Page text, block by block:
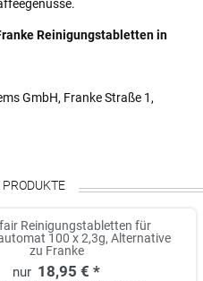
Reinigungstabletten in
GmbH, Franke Straße 1,
Reinigungstabletten für
100 x 2,3g, Alternative
zu Franke
18,95 € *